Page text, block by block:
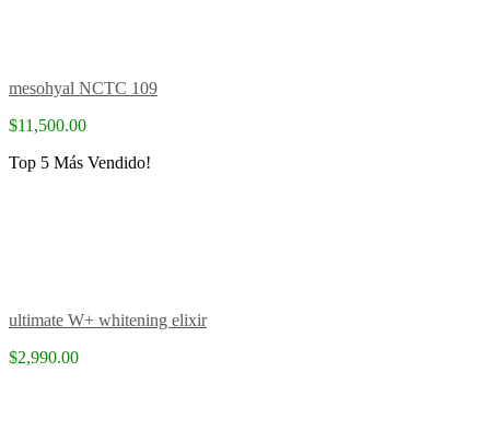
mesohyal NCTC 109
$11,500.00
Top 5 Más Vendido!
ultimate W+ whitening elixir
$2,990.00